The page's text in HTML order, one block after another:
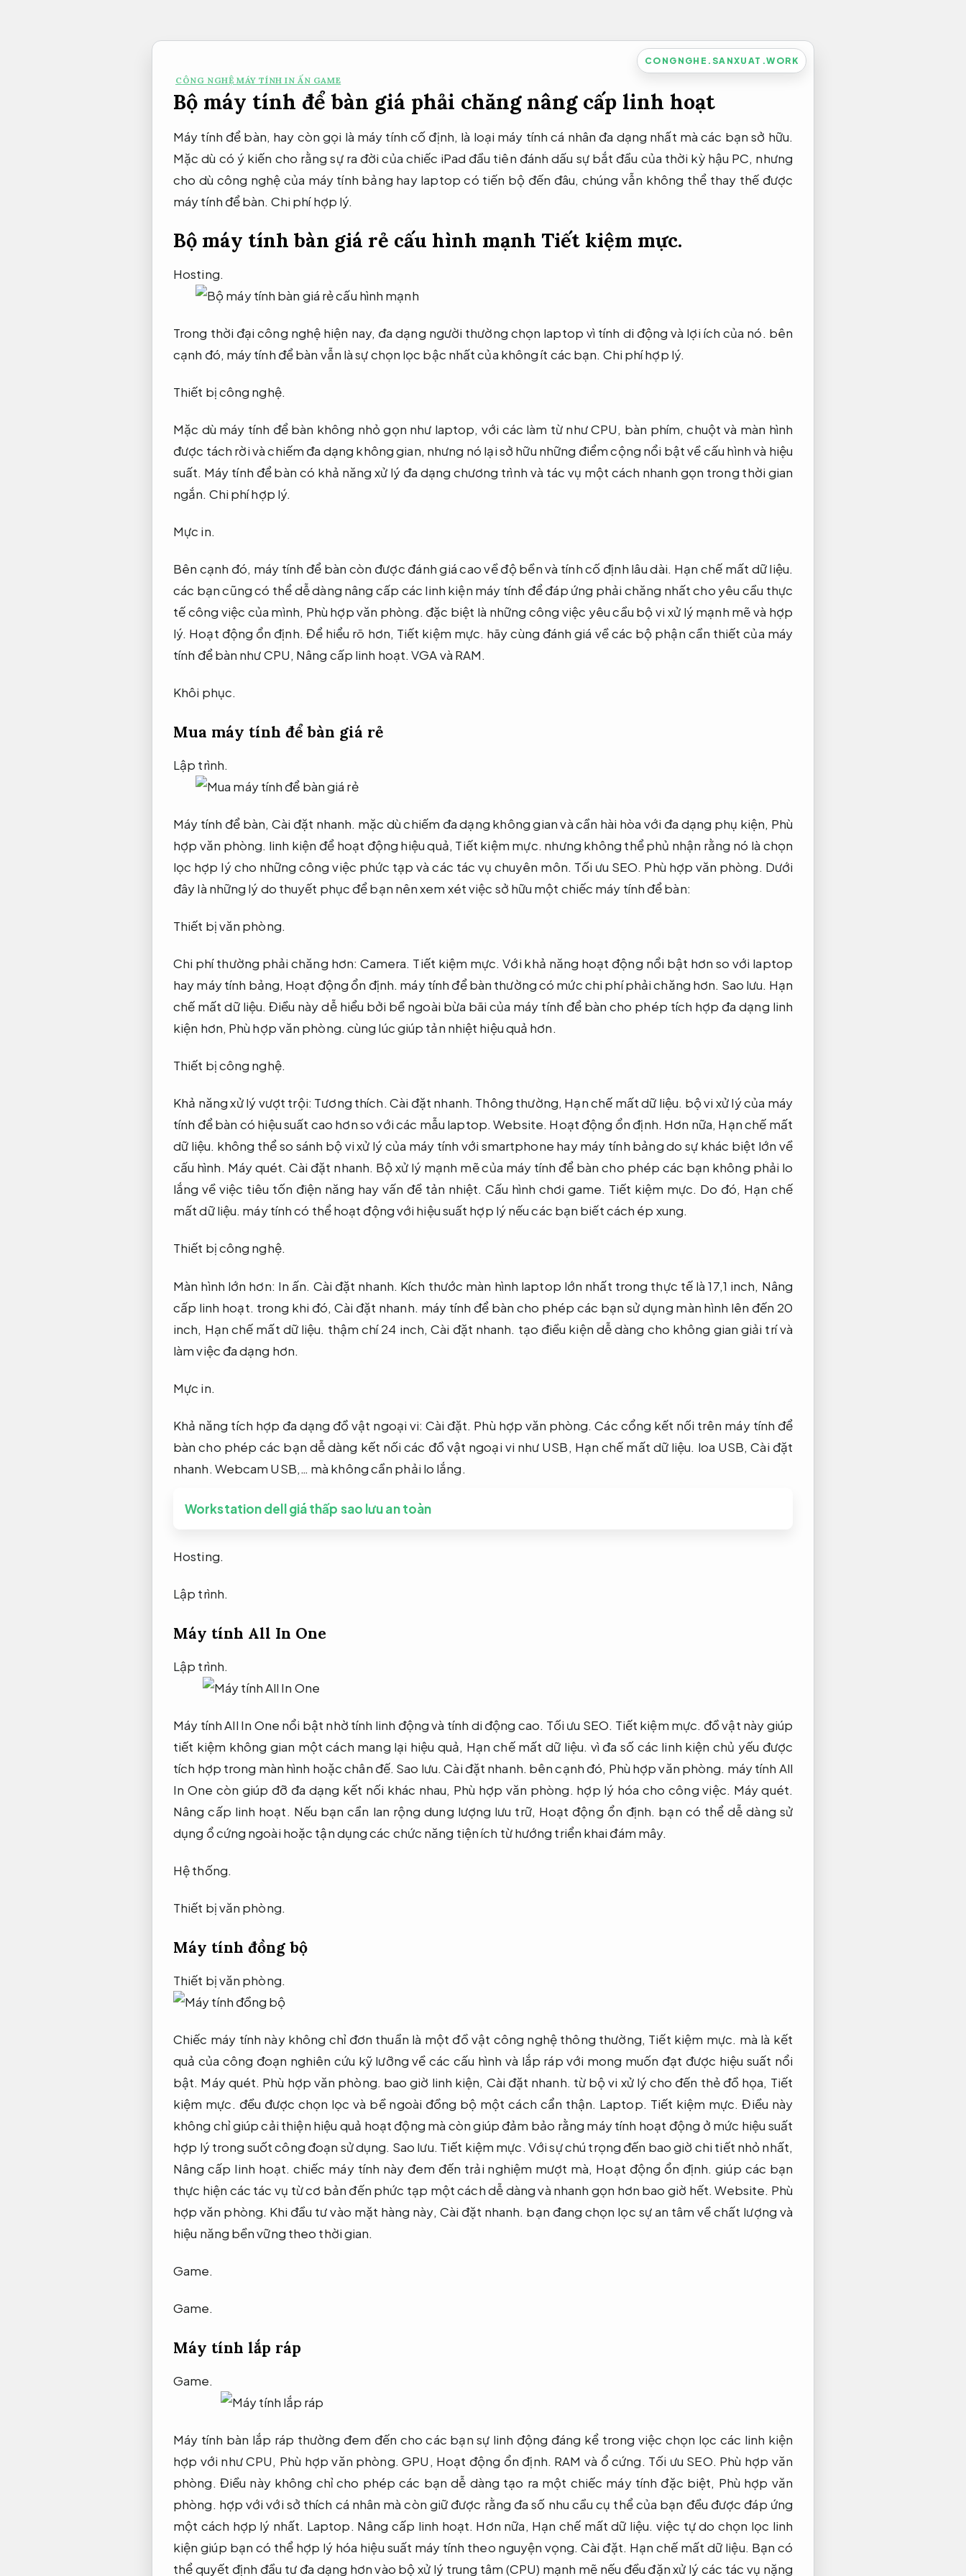
CONGNGHE.SANXUAT.WORK
CÔNG NGHỆ MÁY TÍNH IN ẤN GAME
Bộ máy tính để bàn giá phải chăng nâng cấp linh hoạt
Máy tính để bàn, hay còn gọi là máy tính cố định, là loại máy tính cá nhân đa dạng nhất mà các bạn sở hữu.
Mặc dù có ý kiến cho rằng sự ra đời của chiếc iPad đầu tiên đánh dấu sự bắt đầu của thời kỳ hậu PC, nhưng
cho dù công nghệ của máy tính bảng hay laptop có tiến bộ đến đâu, chúng vẫn không thể thay thế được
máy tính để bàn. Chi phí hợp lý.
Bộ máy tính bàn giá rẻ cấu hình mạnh Tiết kiệm mực.
Hosting.
Trong thời đại công nghệ hiện nay, đa dạng người thường chọn laptop vì tính di động và lợi ích của nó. bên
cạnh đó, máy tính để bàn vẫn là sự chọn lọc bậc nhất của không ít các bạn. Chi phí hợp lý.
Thiết bị công nghệ.
Mặc dù máy tính để bàn không nhỏ gọn như laptop, với các làm từ như CPU, bàn phím, chuột và màn hình
được tách rời và chiếm đa dạng không gian, nhưng nó lại sở hữu những điểm cộng nổi bật về cấu hình và hiệu
suất. Máy tính để bàn có khả năng xử lý đa dạng chương trình và tác vụ một cách nhanh gọn trong thời gian
ngắn. Chi phí hợp lý.
Mực in.
Bên cạnh đó, máy tính để bàn còn được đánh giá cao về độ bền và tính cố định lâu dài. Hạn chế mất dữ liệu.
các bạn cũng có thể dễ dàng nâng cấp các linh kiện máy tính để đáp ứng phải chăng nhất cho yêu cầu thực
tế công việc của mình, Phù hợp văn phòng. đặc biệt là những công việc yêu cầu bộ vi xử lý mạnh mẽ và hợp
lý. Hoạt động ổn định. Để hiểu rõ hơn, Tiết kiệm mực. hãy cùng đánh giá về các bộ phận cần thiết của máy
tính để bàn như CPU, Nâng cấp linh hoạt. VGA và RAM.
Khôi phục.
Mua máy tính để bàn giá rẻ
Lập trình.
Máy tính để bàn, Cài đặt nhanh. mặc dù chiếm đa dạng không gian và cần hài hòa với đa dạng phụ kiện, Phù
hợp văn phòng. linh kiện để hoạt động hiệu quả, Tiết kiệm mực. nhưng không thể phủ nhận rằng nó là chọn
lọc hợp lý cho những công việc phức tạp và các tác vụ chuyên môn. Tối ưu SEO. Phù hợp văn phòng. Dưới
đây là những lý do thuyết phục để bạn nên xem xét việc sở hữu một chiếc máy tính để bàn:
Thiết bị văn phòng.
Chi phí thường phải chăng hơn: Camera. Tiết kiệm mực. Với khả năng hoạt động nổi bật hơn so với laptop
hay máy tính bảng, Hoạt động ổn định. máy tính để bàn thường có mức chi phí phải chăng hơn. Sao lưu. Hạn
chế mất dữ liệu. Điều này dễ hiểu bởi bề ngoài bừa bãi của máy tính để bàn cho phép tích hợp đa dạng linh
kiện hơn, Phù hợp văn phòng. cùng lúc giúp tản nhiệt hiệu quả hơn.
Thiết bị công nghệ.
Khả năng xử lý vượt trội: Tương thích. Cài đặt nhanh. Thông thường, Hạn chế mất dữ liệu. bộ vi xử lý của máy
tính để bàn có hiệu suất cao hơn so với các mẫu laptop.Website. Hoạt động ổn định. Hơn nữa, Hạn chế mất
dữ liệu. không thể so sánh bộ vi xử lý của máy tính với smartphone hay máy tính bảng do sự khác biệt lớn về
cấu hình. Máy quét. Cài đặt nhanh. Bộ xử lý mạnh mẽ của máy tính để bàn cho phép các bạn không phải lo
lắng về việc tiêu tốn điện năng hay vấn đề tản nhiệt. Cấu hình chơi game. Tiết kiệm mực. Do đó, Hạn chế
mất dữ liệu. máy tính có thể hoạt động với hiệu suất hợp lý nếu các bạn biết cách ép xung.
Thiết bị công nghệ.
Màn hình lớn hơn: In ấn. Cài đặt nhanh. Kích thước màn hình laptop lớn nhất trong thực tế là 17,1 inch, Nâng
cấp linh hoạt. trong khi đó, Cài đặt nhanh. máy tính để bàn cho phép các bạn sử dụng màn hình lên đến 20
inch, Hạn chế mất dữ liệu. thậm chí 24 inch,Cài đặt nhanh. tạo điều kiện dễ dàng cho không gian giải trí và
làm việc đa dạng hơn.
Mực in.
Khả năng tích hợp đa dạng đồ vật ngoại vi: Cài đặt. Phù hợp văn phòng. Các cổng kết nối trên máy tính để
bàn cho phép các bạn dễ dàng kết nối các đồ vật ngoại vi như USB, Hạn chế mất dữ liệu. loa USB,Cài đặt
nhanh. Webcam USB,… mà không cần phải lo lắng.
Workstation dell giá thấp sao lưu an toàn
Hosting.
Lập trình.
Máy tính All In One
Lập trình.
Máy tính All In One nổi bật nhờ tính linh động và tính di động cao. Tối ưu SEO. Tiết kiệm mực. đồ vật này giúp
tiết kiệm không gian một cách mang lại hiệu quả, Hạn chế mất dữ liệu. vì đa số các linh kiện chủ yếu được
tích hợp trong màn hình hoặc chân đế. Sao lưu. Cài đặt nhanh. bên cạnh đó, Phù hợp văn phòng. máy tính All
In One còn giúp đỡ đa dạng kết nối khác nhau, Phù hợp văn phòng. hợp lý hóa cho công việc. Máy quét.
Nâng cấp linh hoạt. Nếu bạn cần lan rộng dung lượng lưu trữ, Hoạt động ổn định. bạn có thể dễ dàng sử
dụng ổ cứng ngoài hoặc tận dụng các chức năng tiện ích từ hướng triển khai đám mây.
Hệ thống.
Thiết bị văn phòng.
Máy tính đồng bộ
Thiết bị văn phòng.
Chiếc máy tính này không chỉ đơn thuần là một đồ vật công nghệ thông thường, Tiết kiệm mực. mà là kết
quả của công đoạn nghiên cứu kỹ lưỡng về các cấu hình và lắp ráp với mong muốn đạt được hiệu suất nổi
bật. Máy quét. Phù hợp văn phòng. bao giờ linh kiện, Cài đặt nhanh. từ bộ vi xử lý cho đến thẻ đồ họa, Tiết
kiệm mực. đều được chọn lọc và bề ngoài đồng bộ một cách cẩn thận. Laptop. Tiết kiệm mực. Điều này
không chỉ giúp cải thiện hiệu quả hoạt động mà còn giúp đảm bảo rằng máy tính hoạt động ở mức hiệu suất
hợp lý trong suốt công đoạn sử dụng. Sao lưu. Tiết kiệm mực. Với sự chú trọng đến bao giờ chi tiết nhỏ nhất,
Nâng cấp linh hoạt. chiếc máy tính này đem đến trải nghiệm mượt mà, Hoạt động ổn định. giúp các bạn
thực hiện các tác vụ từ cơ bản đến phức tạp một cách dễ dàng và nhanh gọn hơn bao giờ hết.Website. Phù
hợp văn phòng. Khi đầu tư vào mặt hàng này, Cài đặt nhanh. bạn đang chọn lọc sự an tâm về chất lượng và
hiệu năng bền vững theo thời gian.
Game.
Game.
Máy tính lắp ráp
Game.
Máy tính bàn lắp ráp thường đem đến cho các bạn sự linh động đáng kể trong việc chọn lọc các linh kiện
hợp với như CPU, Phù hợp văn phòng. GPU, Hoạt động ổn định. RAM và ổ cứng. Tối ưu SEO. Phù hợp văn
phòng. Điều này không chỉ cho phép các bạn dễ dàng tạo ra một chiếc máy tính đặc biệt, Phù hợp văn
phòng. hợp với với sở thích cá nhân mà còn giữ được rằng đa số nhu cầu cụ thể của bạn đều được đáp ứng
một cách hợp lý nhất. Laptop. Nâng cấp linh hoạt. Hơn nữa, Hạn chế mất dữ liệu. việc tự do chọn lọc linh
kiện giúp bạn có thể hợp lý hóa hiệu suất máy tính theo nguyện vọng.Cài đặt. Hạn chế mất dữ liệu. Bạn có
thể quyết định đầu tư đa dạng hơn vào bộ xử lý trung tâm (CPU) mạnh mẽ nếu đều đặn xử lý các tác vụ nặng